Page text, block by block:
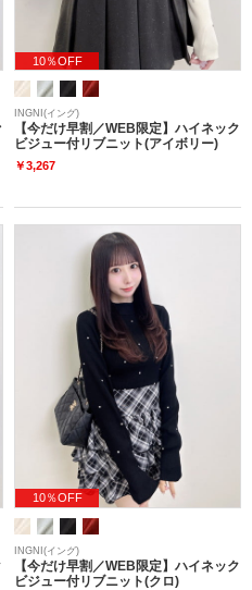
10％OFF
INGNI(イング)
【今だけ早割／WEB限定】ハイネック
ビジュー付リブニット(アイボリー)
￥3,267
10％OFF
INGNI(イング)
【今だけ早割／WEB限定】ハイネック
ビジュー付リブニット(クロ)